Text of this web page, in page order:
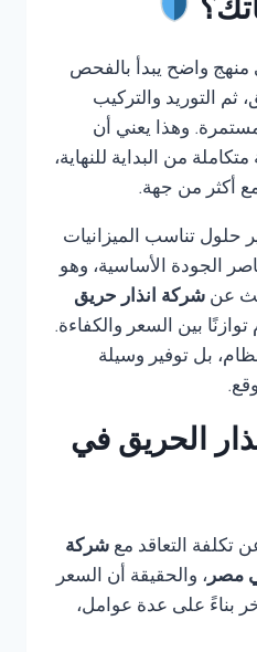
منهج واضح يبدأ بالفحص
ثم التوريد والتركيب
وهذا يعني أن
من البداية للنهاية،
أكثر من جهة.
حلول تناسب الميزانيات
الجودة الأساسية، وهو
عن شركة انذار حريق
توازنًا بين السعر والكفاءة.
بل توفير وسيلة
الحريق في
تكلفة التعاقد مع شركة
مصر، والحقيقة أن السعر
بناءً على عدة عوامل،